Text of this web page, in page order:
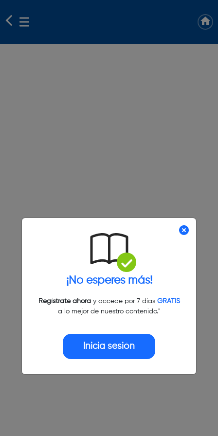
¡No esperes más!
Regístrate ahoray accede por 7 días GRATIS
a lo mejor de nuestro contenido."
Inicia sesión